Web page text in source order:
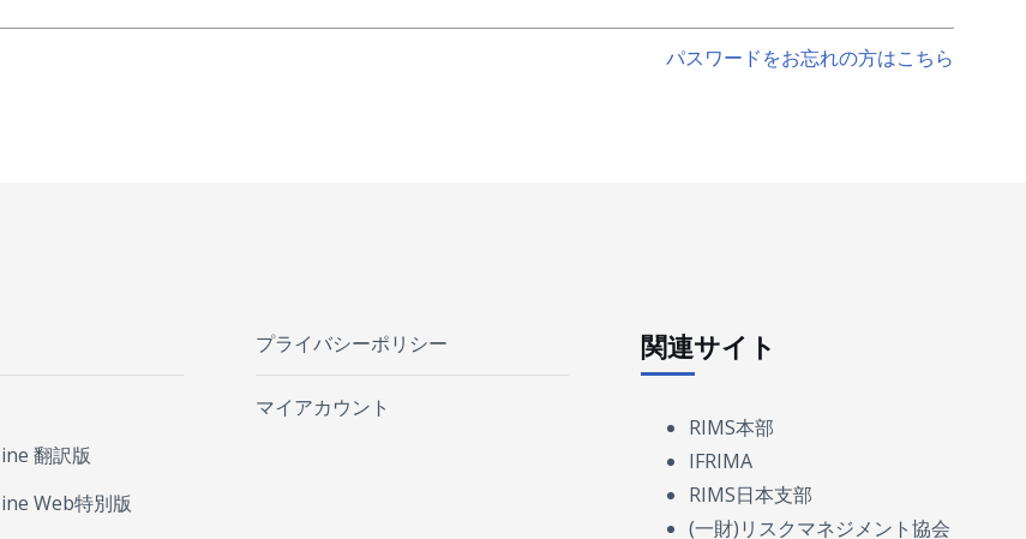
パスワードをお忘れの方はこちら
翻訳版
Web特別版
プライバシーポリシー
マイアカウント
関連サイト
RIMS本部
IFRIMA
RIMS日本支部
(一財)リスクマネジメント協会